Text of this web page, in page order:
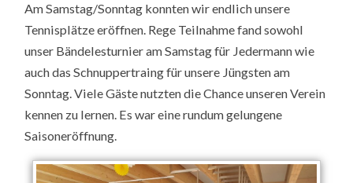
2017
ERÖFFNET!
AM
29./30.4.!
Am Samstag/Sonntag konnten wir endlich unsere
Tennisplätze eröffnen. Rege Teilnahme fand sowohl
unser Bändelesturnier am Samstag für Jedermann wie
auch das Schnuppertraing für unsere Jüngsten am
Sonntag. Viele Gäste nutzten die Chance unseren Verein
kennen zu lernen. Es war eine rundum gelungene
Saisoneröffnung.